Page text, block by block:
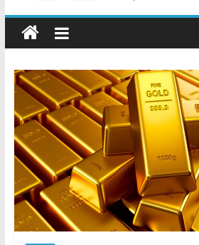
Chatarreros
–
Precio
de
Chatarra
Directorio
de